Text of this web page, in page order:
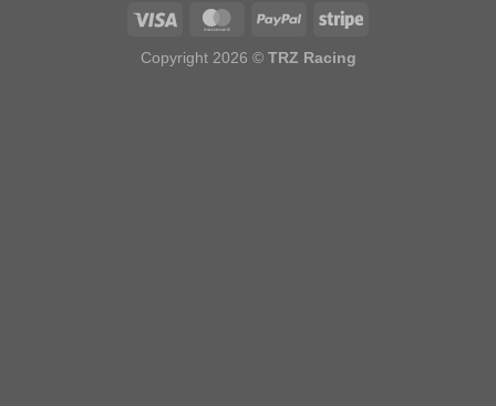
Copyright 2026 © TRZ Racing